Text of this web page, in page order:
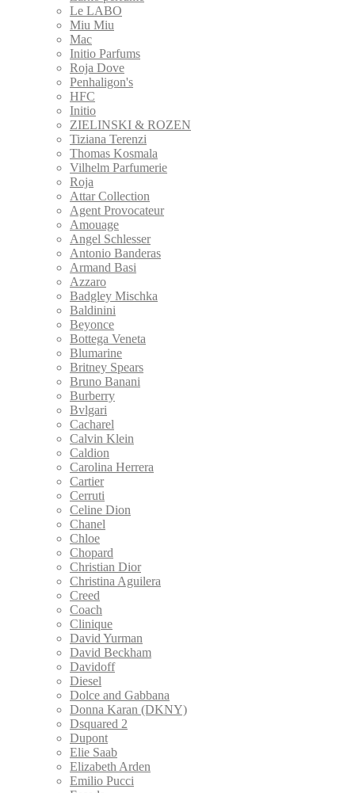
Le LABO
Miu Miu
Mac
Initio Parfums
Roja Dove
Penhaligon's
HFC
Initio
ZIELINSKI & ROZEN
Tiziana Terenzi
Thomas Kosmala
Vilhelm Parfumerie
Roja
Attar Collection
Agent Provocateur
Amouage
Angel Schlesser
Antonio Banderas
Armand Basi
Azzaro
Badgley Mischka
Baldinini
Beyonce
Bottega Veneta
Blumarine
Britney Spears
Bruno Banani
Burberry
Bvlgari
Cacharel
Calvin Klein
Caldion
Carolina Herrera
Cartier
Cerruti
Celine Dion
Chanel
Chloe
Chopard
Christian Dior
Christina Aguilera
Creed
Coach
Clinique
David Yurman
David Beckham
Davidoff
Diesel
Dolce and Gabbana
Donna Karan (DKNY)
Dsquared 2
Dupont
Elie Saab
Elizabeth Arden
Emilio Pucci